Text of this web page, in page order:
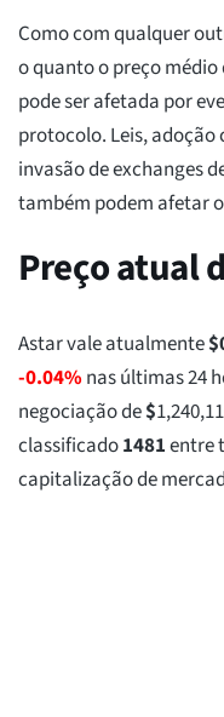
Como com qualquer
o quanto o preço
pode ser afetada por
protocolo. Leis,
invasão de exchanges
também podem afetar o
Preço atual
Astar vale atualmente$
-0.04%nas últimas 24
negociação de$
classificado1481entre
capitalização de